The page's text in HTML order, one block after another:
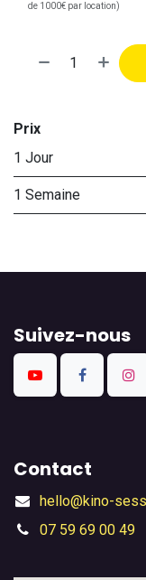
de 1000€ par location)
Prix
1 Jour
1 Semaine
Suivez-nous
Contact
hello@kino-
07 59 69 00 49